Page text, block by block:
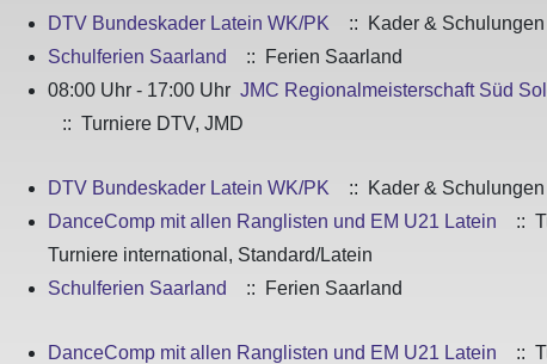
DTV Bundeskader Latein WK/PK
:: Kader & Schulungen
Schulferien Saarland
:: Ferien Saarland
08:00 Uhr - 17:00 Uhr JMC Regionalmeisterschaft Süd
:: Turniere DTV, JMD
DTV Bundeskader Latein WK/PK
:: Kader & Schulungen
DanceComp mit allen Ranglisten und EM U21 Latein
::
Turniere international, Standard/Latein
Schulferien Saarland
:: Ferien Saarland
DanceComp mit allen Ranglisten und EM U21 Latein
::